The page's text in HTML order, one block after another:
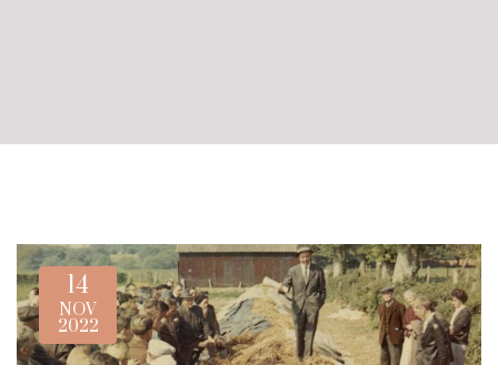
14
NOV
2022